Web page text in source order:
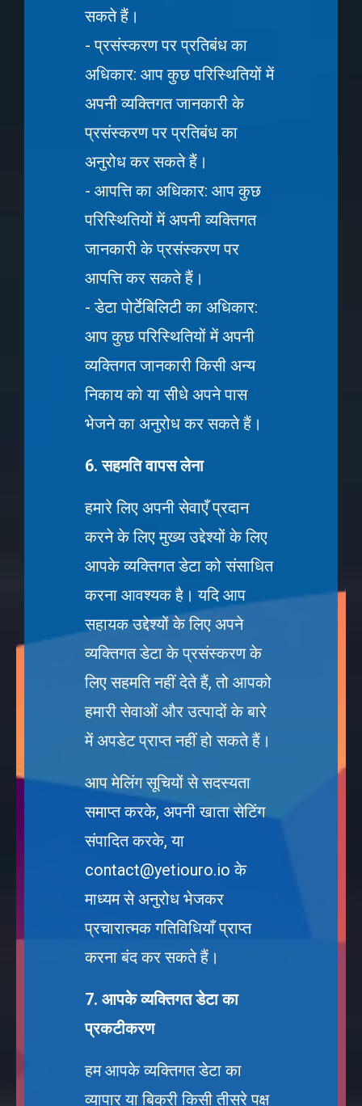
सकते हैं।
- प्रसंस्करण पर प्रतिबंध का
अधिकार: आप कुछ परिस्थितियों में
अपनी व्यक्तिगत जानकारी के
प्रसंस्करण पर प्रतिबंध का
अनुरोध कर सकते हैं।
- आपत्ति का अधिकार: आप कुछ
परिस्थितियों में अपनी व्यक्तिगत
जानकारी के प्रसंस्करण पर
आपत्ति कर सकते हैं।
- डेटा पोर्टेबिलिटी का अधिकार:
आप कुछ परिस्थितियों में अपनी
व्यक्तिगत जानकारी किसी अन्य
निकाय को या सीधे अपने पास
भेजने का अनुरोध कर सकते हैं।
6. सहमति वापस लेना
हमारे लिए अपनी सेवाएँ प्रदान
करने के लिए मुख्य उद्देश्यों के लिए
आपके व्यक्तिगत डेटा को संसाधित
करना आवश्यक है। यदि आप
सहायक उद्देश्यों के लिए अपने
व्यक्तिगत डेटा के प्रसंस्करण के
लिए सहमति नहीं देते हैं, तो आपको
हमारी सेवाओं और उत्पादों के बारे
में अपडेट प्राप्त नहीं हो सकते हैं।
आप मेलिंग सूचियों से सदस्यता
समाप्त करके, अपनी खाता सेटिंग
संपादित करके, या
contact@yetiouro.io के
माध्यम से अनुरोध भेजकर
प्रचारात्मक गतिविधियाँ प्राप्त
करना बंद कर सकते हैं।
7. आपके व्यक्तिगत डेटा का
प्रकटीकरण
हम आपके व्यक्तिगत डेटा का
व्यापार या बिक्री किसी तीसरे पक्ष